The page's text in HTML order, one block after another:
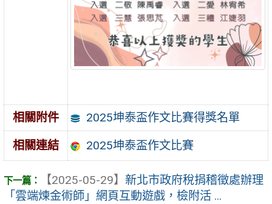
相關附件 2025坤泰盃作文比賽得獎名單
相關連結 2025坤泰盃作文比賽
【2025-05-29】 新北市政府稅捐稽徵處辦理
「雲端煉金術師」網頁互動遊戲，檢附活 ...